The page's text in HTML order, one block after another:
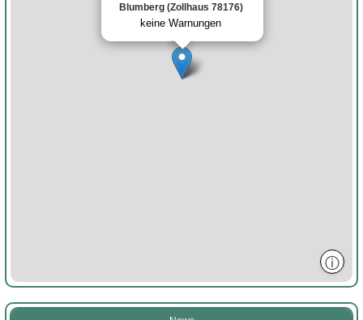
Blumberg (Zollhaus 78176)
keine Warnungen
ⓘ